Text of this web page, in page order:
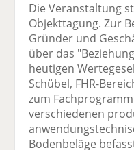
Die Veranstaltung
Objekttagung. Zur
Gründer und
über das
heutigen
Schübel, FHR-
zum
verschiedenen
Bodenbeläge